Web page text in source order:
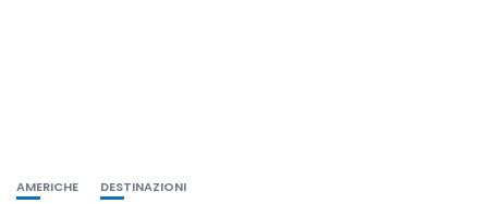
AMERICHE DESTINAZIONI